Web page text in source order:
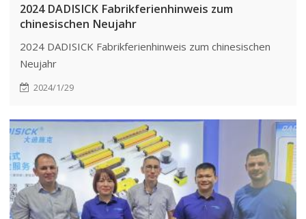
2024 DADISICK Fabrikferienhinweis zum
chinesischen Neujahr
2024 DADISICK Fabrikferienhinweis zum chinesischen
Neujahr
2024/1/29